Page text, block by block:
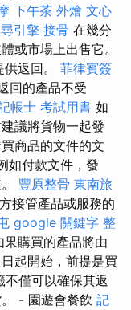
下午茶 外燴 文心
引擎 接骨 在幾分
或市場上出售它。
返回。 菲律賓簽
回的產品不受
帳士 考試用書 如
議將貨物一起發
商品的文件的文
如付款文件，發
豐原整骨 東南旅
接管產品或服務的
google 關鍵字 整
果購買的產品將由
起開始，前提是買
僅可以確保其返
- 園遊會餐飲 記